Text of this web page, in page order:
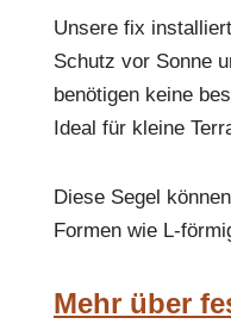
Unsere fix
Schutz vor Sonne
benötigen keine
Ideal für kleine
Diese Segel
Formen wie L-
Mehr über